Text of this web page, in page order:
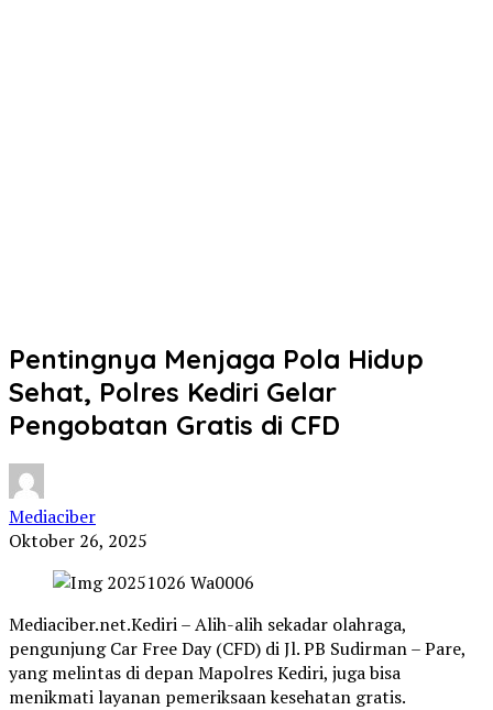
Pentingnya Menjaga Pola Hidup
Sehat, Polres Kediri Gelar
Pengobatan Gratis di CFD
Mediaciber
Oktober 26, 2025
Mediaciber.net.Kediri – Alih-alih sekadar olahraga,
pengunjung Car Free Day (CFD) di Jl. PB Sudirman – Pare,
yang melintas di depan Mapolres Kediri, juga bisa
menikmati layanan pemeriksaan kesehatan gratis.